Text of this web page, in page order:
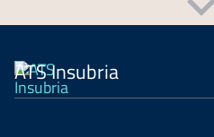
ATS Insubria